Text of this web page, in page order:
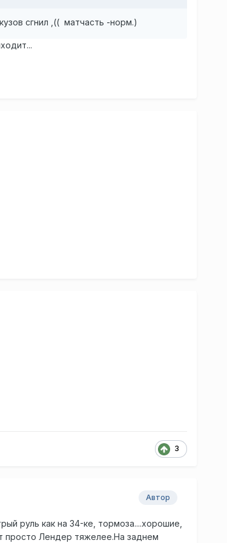
сгнил ,(( матчасть -норм.)
3
Автор
руль как на 34-ке, тормоза....хорошие,
просто Лендер тяжелее.На заднем